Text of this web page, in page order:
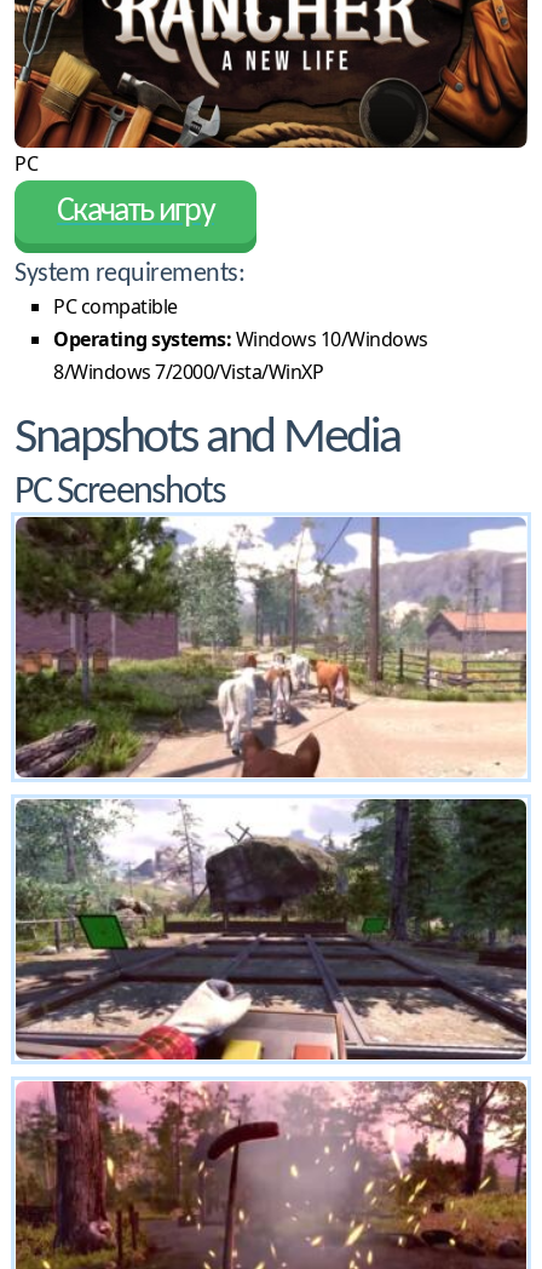
PC
Скачать игру
System requirements:
PC compatible
Operating systems:Windows 10/Windows
8/Windows 7/2000/Vista/WinXP
Snapshots and Media
PC Screenshots